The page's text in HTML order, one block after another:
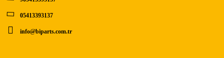
05413393137
info@biparts.com.tr